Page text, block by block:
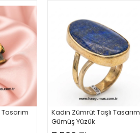
Kadın Zümrüt Taşlı Tasarım
Gümüş Yüzük